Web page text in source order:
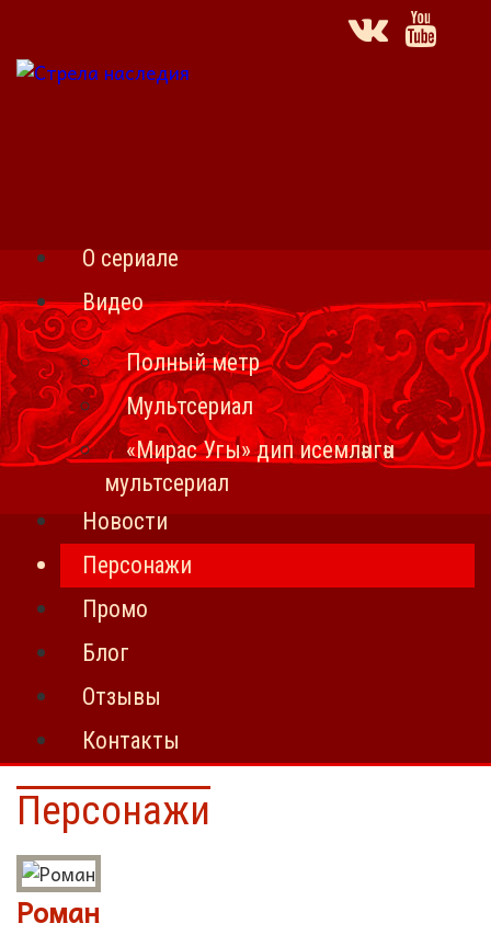
О сериале
Видео
Полный метр
Мультсериал
«Мирас Угы» дип исемләнгән
мультсериал
Новости
Персонажи
Промо
Блог
Отзывы
Контакты
Персонажи
Роман